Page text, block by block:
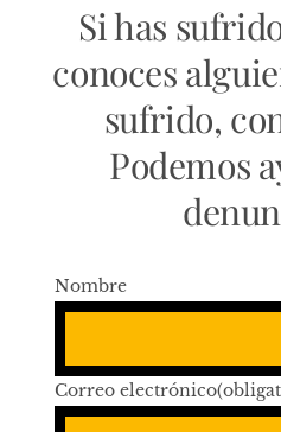
Si has
conoces
sufrido,
Podemos
Nombre
Correo electrónico